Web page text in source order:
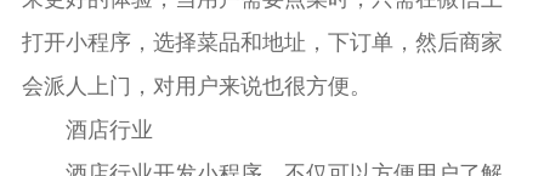
打开小程序，选择菜品和地址，下订单，然后商家
会派人上门，对用户来说也很方便。
酒店行业